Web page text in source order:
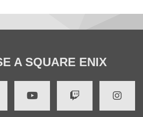
A SQUARE ENIX